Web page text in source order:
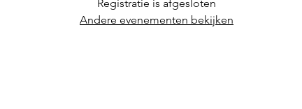
Registratie is afgesloten
Andere evenementen bekijken